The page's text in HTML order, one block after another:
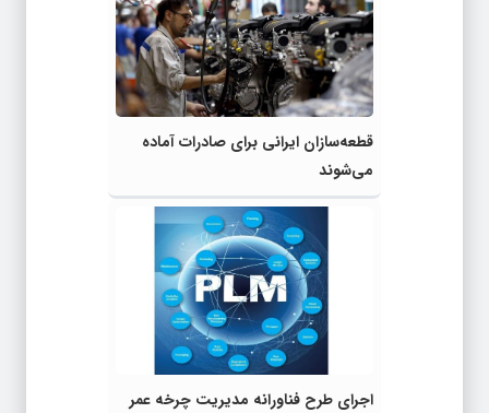
قطعه‌سازان ایرانی برای صادرات آماده
می‌شوند
اجرای طرح فناورانه مدیریت چرخه عمر